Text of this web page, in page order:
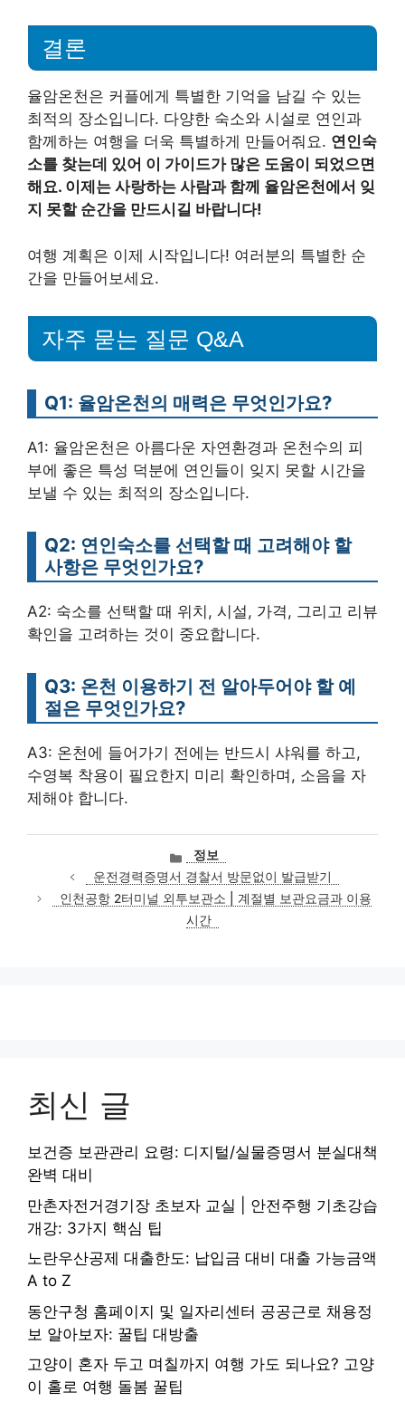
결론
율암온천은 커플에게 특별한 기억을 남길 수 있는
최적의 장소입니다. 다양한 숙소와 시설로 연인과
함께하는 여행을 더욱 특별하게 만들어줘요. 연인숙
소를 찾는데 있어 이 가이드가 많은 도움이 되었으면
해요. 이제는 사랑하는 사람과 함께 율암온천에서 잊
지 못할 순간을 만드시길 바랍니다!
여행 계획은 이제 시작입니다! 여러분의 특별한 순
간을 만들어보세요.
자주 묻는 질문 Q&A
Q1: 율암온천의 매력은 무엇인가요?
A1: 율암온천은 아름다운 자연환경과 온천수의 피
부에 좋은 특성 덕분에 연인들이 잊지 못할 시간을
보낼 수 있는 최적의 장소입니다.
Q2: 연인숙소를 선택할 때 고려해야 할
사항은 무엇인가요?
A2: 숙소를 선택할 때 위치, 시설, 가격, 그리고 리뷰
확인을 고려하는 것이 중요합니다.
Q3: 온천 이용하기 전 알아두어야 할 예
절은 무엇인가요?
A3: 온천에 들어가기 전에는 반드시 샤워를 하고,
수영복 착용이 필요한지 미리 확인하며, 소음을 자
제해야 합니다.
카
테
고
리
정보
운전경력증명서 경찰서 방문없이 발급받기
인천공항 2터미널 외투보관소 | 계절별 보관요금과 이용
시간
최신 글
보건증 보관관리 요령: 디지털/실물증명서 분실대책
완벽 대비
만촌자전거경기장 초보자 교실 | 안전주행 기초강습
개강: 3가지 핵심 팁
노란우산공제 대출한도: 납입금 대비 대출 가능금액
A to Z
동안구청 홈페이지 및 일자리센터 공공근로 채용정
보 알아보자: 꿀팁 대방출
고양이 혼자 두고 며칠까지 여행 가도 되나요? 고양
이 홀로 여행 돌봄 꿀팁